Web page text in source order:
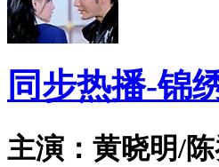
同步热播-锦
主演：黄晓明/